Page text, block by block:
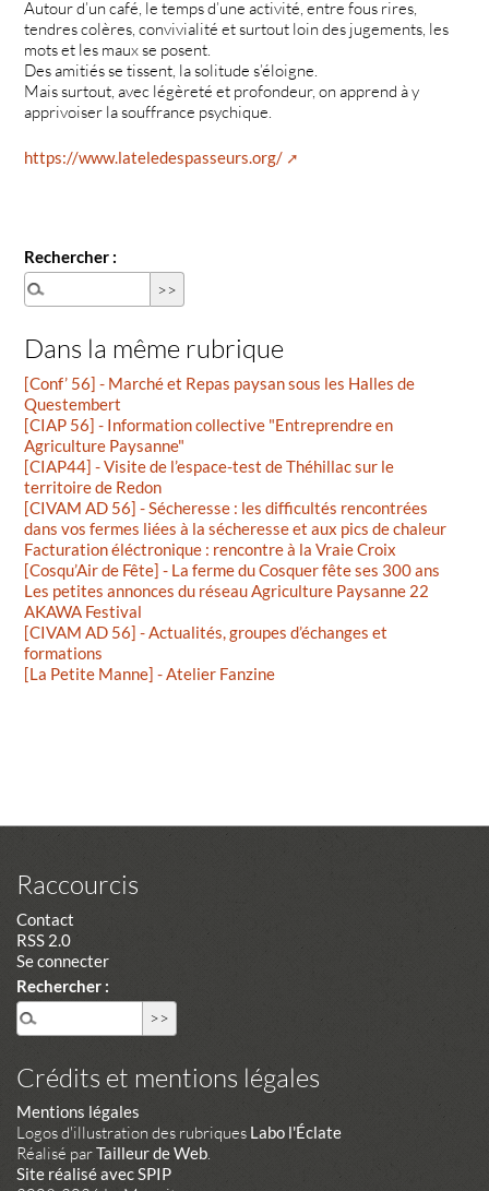
Autour d’un café, le temps d’une activité, entre fous rires,
tendres colères, convivialité et surtout loin des jugements, les
mots et les maux se posent.
Des amitiés se tissent, la solitude s’éloigne.
Mais surtout, avec légèreté et profondeur, on apprend à y
apprivoiser la souffrance psychique.
https://www.lateledespasseurs.org/
Rechercher :
Dans la même rubrique
[Conf’ 56] - Marché et Repas paysan sous les Halles de
Questembert
[CIAP 56] - Information collective "Entreprendre en
Agriculture Paysanne"
[CIAP44] - Visite de l’espace-test de Théhillac sur le
territoire de Redon
[CIVAM AD 56] - Sécheresse : les difficultés rencontrées
dans vos fermes liées à la sécheresse et aux pics de chaleur
Facturation éléctronique : rencontre à la Vraie Croix
[Cosqu’Air de Fête] - La ferme du Cosquer fête ses 300 ans
Les petites annonces du réseau Agriculture Paysanne 22
AKAWA Festival
[CIVAM AD 56] - Actualités, groupes d’échanges et
formations
[La Petite Manne] - Atelier Fanzine
Raccourcis
Contact
RSS 2.0
Se connecter
Rechercher :
Crédits et mentions légales
Mentions légales
Logos d'illustration des rubriques Labo l'Éclate
Réalisé parTailleur de Web.
Site réalisé avec SPIP